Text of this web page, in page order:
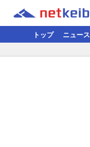
トップ ニュース